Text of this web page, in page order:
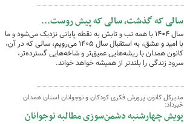
سالی که گذشت، سالی که پیش روست...
سال ۱۴۰۴ با همه تب و تابش به نقطه پایانی نزدیک می‌شود و ما
با امید و عشق، به استقبال سال ۱۴۰۵ می‌رویم، سالی که در آن،
کانون همدان با ریشه‌هایی عمیق‌تر و شاخه‌هایی گسترده‌تر،
سرود زندگی را بلندتر از همیشه خواهد خواند.
مدیرکل کانون پرورش فکری کودکان و نوجوانان استان همدان
خبرداد:
پویش چهارشنبه دشمن‌سوزی مطالبه نوجوانان